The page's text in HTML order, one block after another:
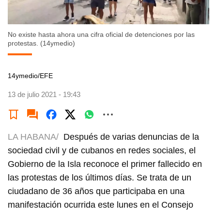
No existe hasta ahora una cifra oficial de detenciones por las
protestas. (14ymedio)
14ymedio/EFE
13 de julio 2021 - 19:43
LA HABANA/ Después de varias denuncias de la
sociedad civil y de cubanos en redes sociales, el
Gobierno de la Isla reconoce el primer fallecido en
las protestas de los últimos días. Se trata de un
ciudadano de 36 años que participaba en una
manifestación ocurrida este lunes en el Consejo